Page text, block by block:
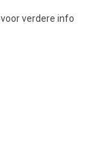
verdere info